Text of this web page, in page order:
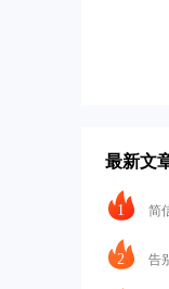
最新文
1 简
2 告